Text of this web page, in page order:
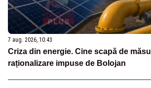
7 aug. 2026, 10:43
Criza din energie. Cine scapă de
raționalizare impuse de Bolojan